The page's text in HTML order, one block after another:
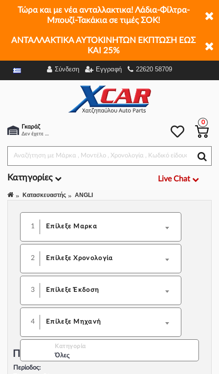
Τώρα και με νέα ανταλλακτικα! Λάδια-Φίλτρα-
Μπουζί-Τακάκια σε τιμές ΣΟΚ!
ΑΝΤΑΛΛΑΚΤΙΚΑ ΑΥΤΟΚΙΝΗΤΩΝ ΕΚΠΤΩΣΗ ΕΩΣ
ΚΑΙ 25%
Σύνδεση Εγγραφή 22620 58709
Γκαράζ
Δεν έχετε επιλέξει αμάξι.
0
Κατηγορίες Live Chat
Κατασκευαστής ANGLI
1 Επίλεξε Μαρκα
2 Επίλεξε Χρονολογία
3 Επίλεξε Έκδοση
4 Επίλεξε Μηχανή
Κατηγορία
Όλες
Περιγραφή Αυτοκινήτου:
Περίοδος: